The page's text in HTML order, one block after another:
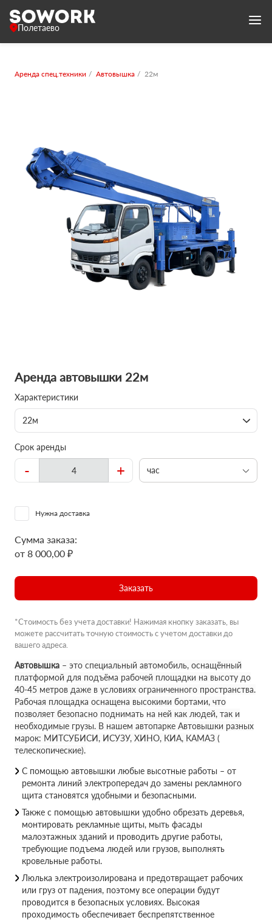
Полетаево
Аренда спец.техники Автовышка 22м
Аренда автовышки 22м
Характеристики
22м
Срок аренды
- + час
Нужна доставка
Сумма заказа:
от 8 000,00 ₽
Заказать
*Стоимость без учета доставки! Нажимая кнопку заказать, вы
можете рассчитать точную стоимость с учетом доставки до
вашего адреса.
Автовышка – это специальный автомобиль, оснащённый
платформой для подъёма рабочей площадки на высоту до
40-45 метров даже в условиях ограниченного пространства.
Рабочая площадка оснащена высокими бортами, что
позволяет безопасно поднимать на ней как людей, так и
необходимые грузы. В нашем автопарке Автовышки разных
марок: МИТСУБИСИ, ИСУЗУ, ХИНО, КИА, КАМАЗ (
телескопические).
С помощью автовышки любые высотные работы – от
ремонта линий электропередач до замены рекламного
щита становятся удобными и безопасными.
Также с помощью автовышки удобно обрезать деревья,
монтировать рекламные щиты, мыть фасады
малоэтажных зданий и проводить другие работы,
требующие подъема людей или грузов, выполнять
кровельные работы.
Люлька электроизолирована и предотвращает рабочих
или груз от падения, поэтому все операции будут
проводится в безопасных условиях. Высокая
проходимость обеспечивает беспрепятственное